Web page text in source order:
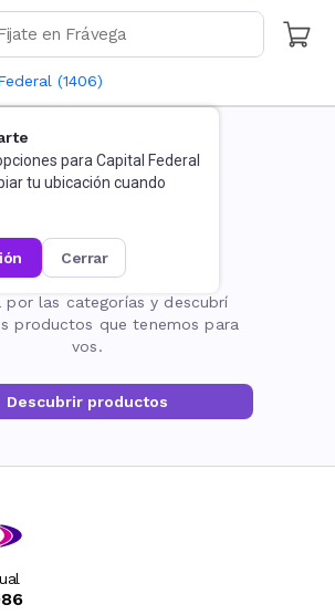
(1406)
para Capital Federal
tu ubicación cuando
cerrar
página no existe
por las categorías y descubrí
productos que tenemos para
vos.
Descubrir productos